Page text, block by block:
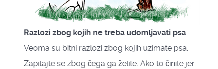
Razlozi zbog kojih ne treba udomljavati psa
Veoma su bitni razlozi zbog kojih uzimate psa.
Zapitajte se zbog čega ga želite. Ako to činite jer